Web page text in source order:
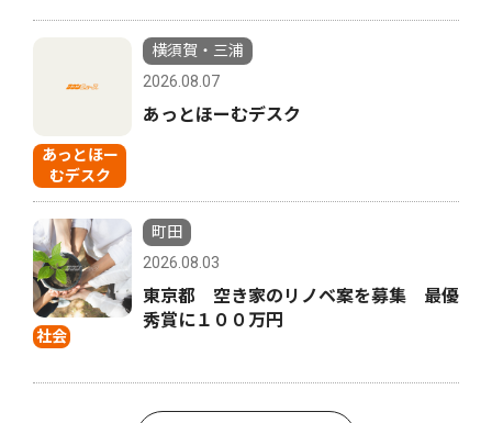
あっとほー
むデスク
横須賀・三浦
2026.08.07
あっとほーむデスク
社会
町田
2026.08.03
東京都 空き家のリノベ案を募集 最優
秀賞に１００万円